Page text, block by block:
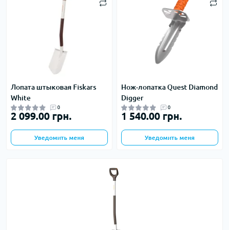
Лопата штыковая Fiskars
White
0
2 099.00 грн.
Уведомить меня
Нож-лопатка Quest Diamond
Digger
0
1 540.00 грн.
Уведомить меня